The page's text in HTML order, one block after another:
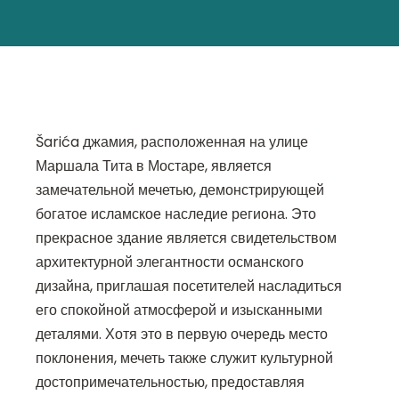
Šarića джамия, расположенная на улице
Маршала Тита в Мостаре, является
замечательной мечетью, демонстрирующей
богатое исламское наследие региона. Это
прекрасное здание является свидетельством
архитектурной элегантности османского
дизайна, приглашая посетителей насладиться
его спокойной атмосферой и изысканными
деталями. Хотя это в первую очередь место
поклонения, мечеть также служит культурной
достопримечательностью, предоставляя